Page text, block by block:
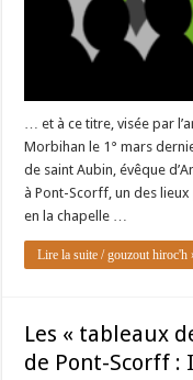
… et à ce titre, visée par
Morbihan le 1° mars
de saint Aubin, évêque
à Pont-Scorff, un des
en la chapelle …
Lire la suite / gouzout hiroc'h
Les « tableaux
de Pont-Scorff :